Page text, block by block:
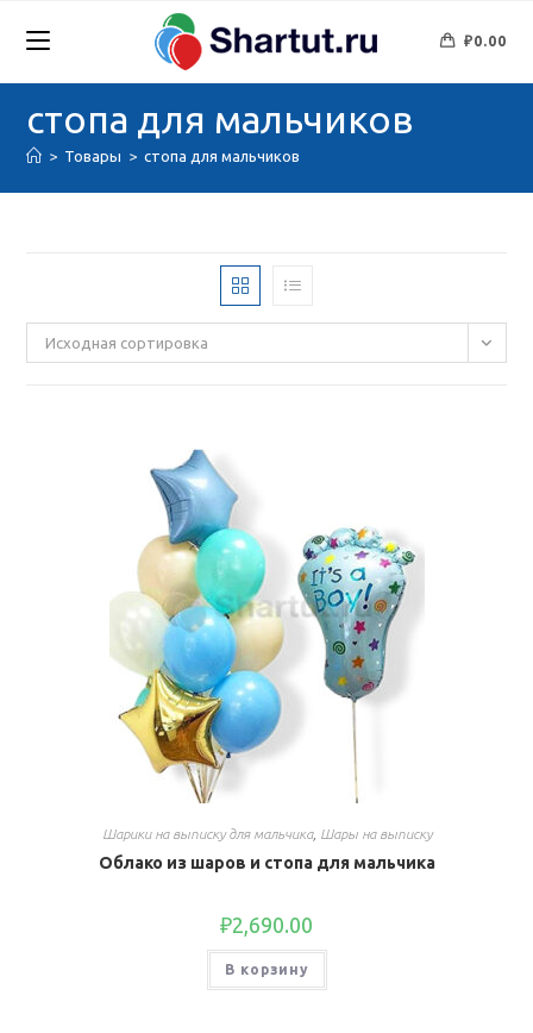
₽0.00
стопа для мальчиков
> Товары > стопа для мальчиков
Исходная сортировка
Шарики на выписку для мальчика, Шары на выписку
Облако из шаров и стопа для мальчика
₽2,690.00
В корзину